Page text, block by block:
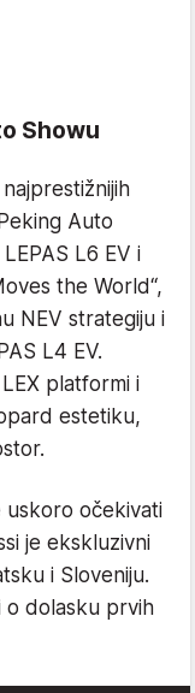
Showu
Auto
L6 EV i
the World“,
NEV strategiju i
L4 EV.
platformi i
estetiku,
uskoro očekivati
je ekskluzivni
i Sloveniju.
o dolasku prvih